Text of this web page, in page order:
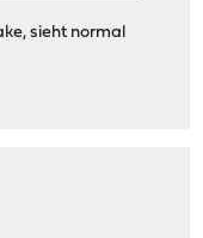
sieht normal